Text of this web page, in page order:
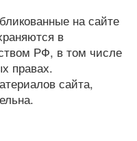
на сайте
в
РФ, в том числе
правах.
сайта,